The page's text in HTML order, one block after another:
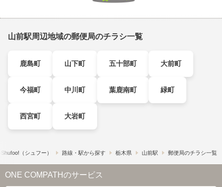
山前駅周辺地域の郵便局のチラシ一覧
鹿島町 山下町 五十部町 大前町
今福町 中川町 葉鹿南町 緑町
西宮町 大岩町
（シュフー） 路線・駅から探す 栃木県 山前駅 郵便局のチラシ一覧
ONE COMPATHのサービス